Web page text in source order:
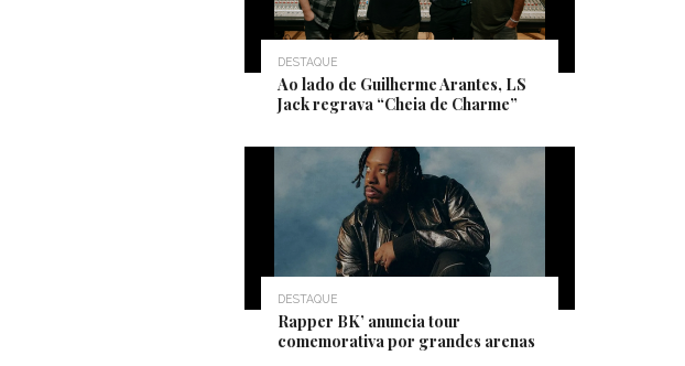
DESTAQUE
Ao lado de Guilherme Arantes, LS
Jack regrava “Cheia de Charme”
DESTAQUE
Rapper BK’ anuncia tour
comemorativa por grandes arenas